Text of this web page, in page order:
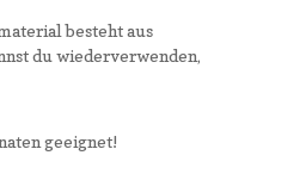
besteht aus
du wiederverwenden,
geeignet!